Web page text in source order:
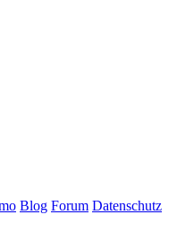
Blog Forum Datenschutz